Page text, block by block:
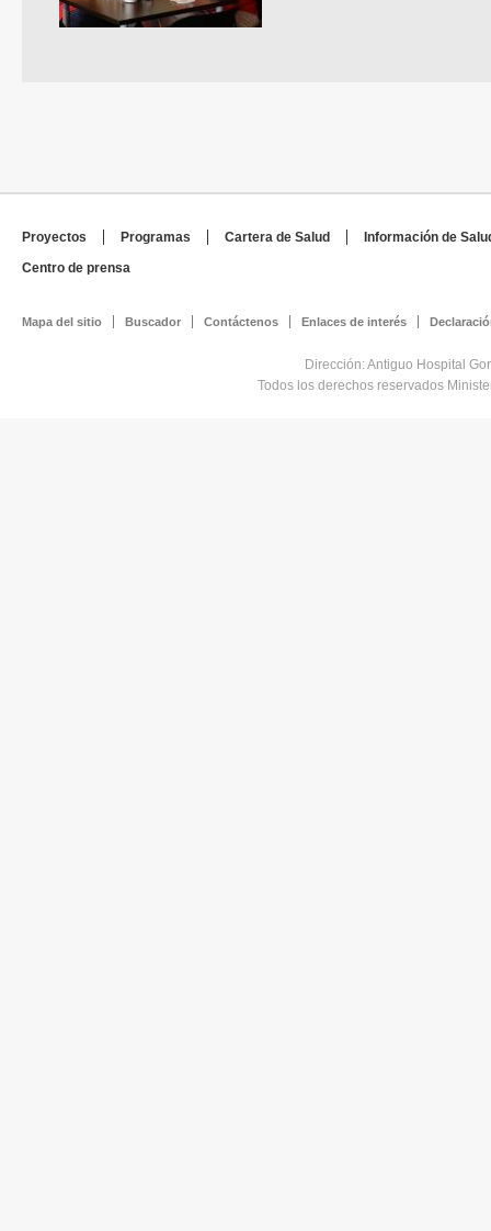
Proyectos Programas Cartera de Salud
Información de
Centro de prensa
Mapa del sitio Buscador Contáctenos Enlaces de interés
Dirección: Antiguo Hospital
Todos los derechos reservados